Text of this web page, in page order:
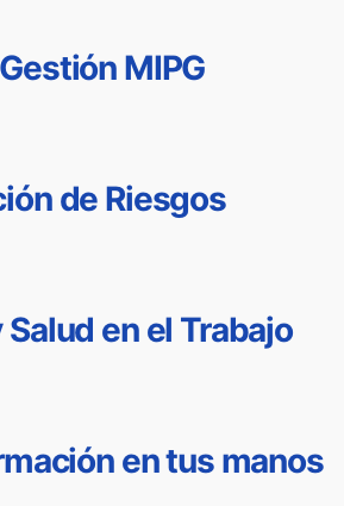
MIPG
de Riesgos
en el Trabajo
en tus manos